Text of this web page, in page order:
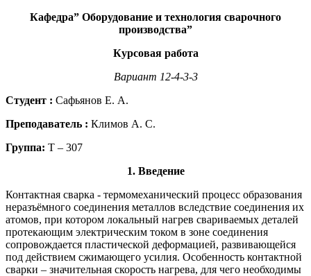
Кафедра” Оборудование и технология сварочного
производства”
Курсовая работа
Вариант 12-4-3-3
Студент : Сафьянов Е. А.
Преподаватель : Климов А. С.
Группа: Т – 307
1. Введение
Контактная сварка - термомеханический процесс образования
неразъёмного соединения металлов вследствие соединения их
атомов, при котором локальный нагрев свариваемых деталей
протекающим электрическим током в зоне соединения
сопровождается пластической деформацией, развивающейся
под действием сжимающего усилия. Особенность контактной
сварки – значительная скорость нагрева, для чего необходимы